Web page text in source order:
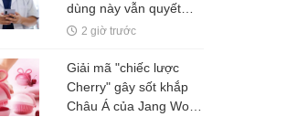
dùng này vẫn quyết
định lên đời Fold8?
2 giờ trước
Giải mã "chiếc lược
Cherry" gây sốt khắp
Châu Á của Jang Won